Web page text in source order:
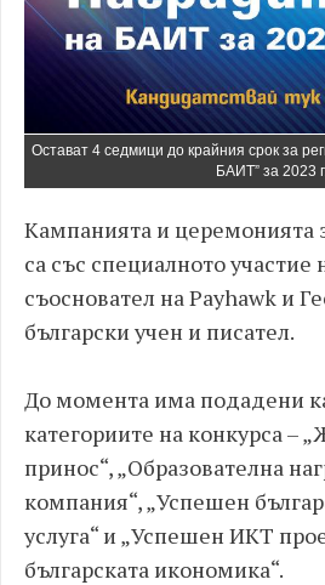
Остават 4 седмици до крайния срок за
БАИТ” за 2023 г.
Кампанията и церемонията
са със специалното участие
съосновател на Payhawk и
български учен и писател.
До момента има подадени
категориите на конкурса –
принос“, „Образователна
компания“, „Успешен
услуга“ и „Успешен ИКТ
българската икономика“.